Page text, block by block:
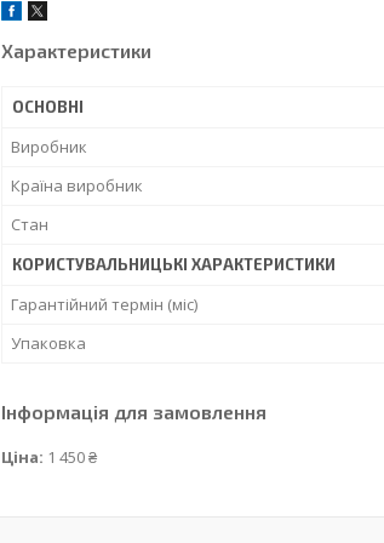
Характеристики
ОСНОВНІ
Виробник
Країна виробник
Стан
КОРИСТУВАЛЬНИЦЬКІ ХАРАКТЕРИСТИКИ
Гарантійний термін (міс)
Упаковка
Інформація для замовлення
Ціна: 1 450 ₴